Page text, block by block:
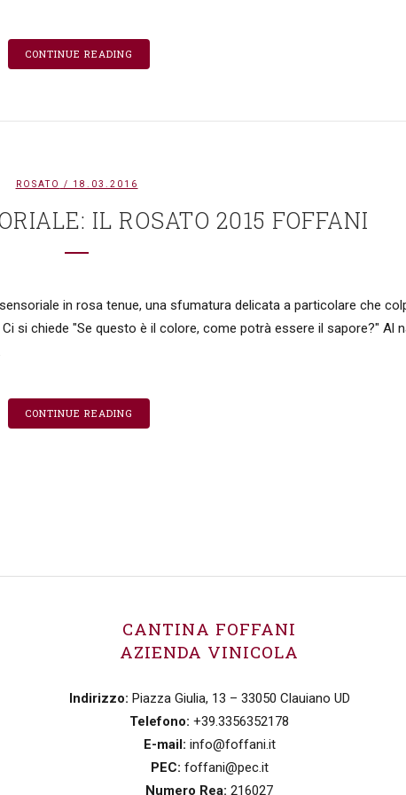
CONTINUE READING
ROSATO / 18.03.2016
IL ROSATO 2015 FOFFANI
in rosa tenue, una sfumatura delicata a particolare che
si chiede "Se questo è il colore, come potrà essere il sapore?" Al
CONTINUE READING
CANTINA FOFFANI
AZIENDA VINICOLA
Indirizzo: Piazza Giulia, 13 – 33050 Clauiano UD
Telefono: +39.3356352178
E-mail: info@foffani.it
PEC: foffani@pec.it
Numero Rea: 216027